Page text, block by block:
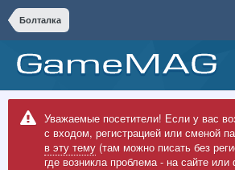
Болталка
Уважаемые посетители! Если у вас
с входом, регистрацией или сменой
в эту тему (там можно писать без
где возникла проблема - на сайте